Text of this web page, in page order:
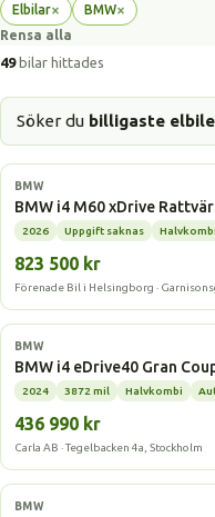
Elbilar×
Ta
bort
filter
BMW×
Ta
filter
Rensa alla
49bilar hittades
Söker du billigaste
Elbil
BMW
BMW i4 M60 xDrive
2026 Uppgift saknas Halvkombi
823 500 kr
Förenade Bil i Helsingborg ·
Elbil
BMW
BMW i4 eDrive40 Gran
2024 3872 mil Halvkombi
436 990 kr
Carla AB · Tegelbacken 4a, Stockholm
Elbil
BMW